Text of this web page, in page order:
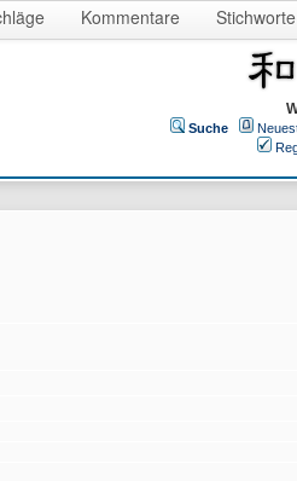
Kommentare Stichworte
Suche